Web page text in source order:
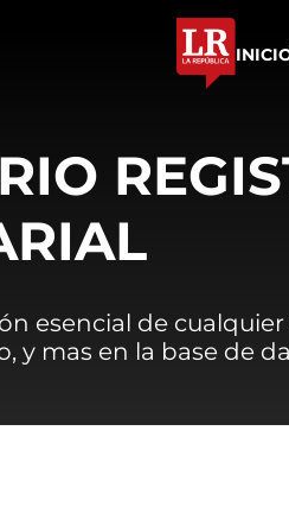
esencial de
y mas en la base de